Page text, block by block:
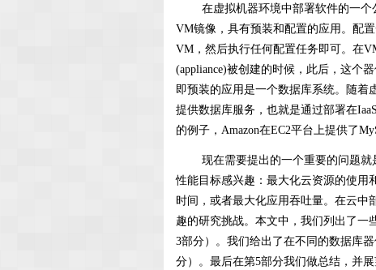
在虚拟机器环境中部署软件的一个公
VM镜像，具有预装和配置的应用。配
VM，然后执行任何配置任务即可。在
(appliance)被创建的时候，此后，这个
即预装的应用是一个数据库系统。随着
提供数据库服务，也就是通过部署在
的例子，Amazon在EC2平台上提供了
现在需要提出的一个重要的问题就
性能目标感兴趣：最大化云资源的使用
时间，或者最大化应用吞吐量。在云中
趣的研究挑战。本文中，我们列出了一
3部分）。我们给出了在不同的数据库
分）。最后在第5部分我们做总结，并展